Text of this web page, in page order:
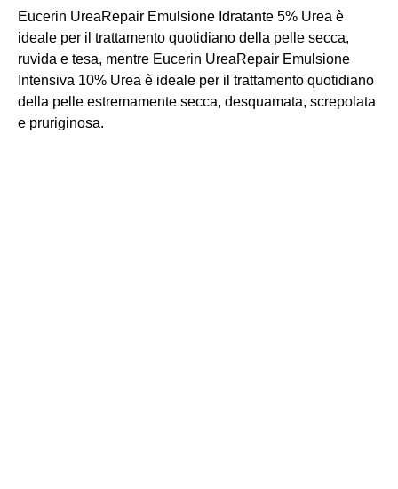
Eucerin UreaRepair Emulsione Idratante 5% Urea è
ideale per il trattamento quotidiano della pelle secca,
ruvida e tesa, mentre Eucerin UreaRepair Emulsione
Intensiva 10% Urea è ideale per il trattamento quotidiano
della pelle estremamente secca, desquamata, screpolata
e pruriginosa.